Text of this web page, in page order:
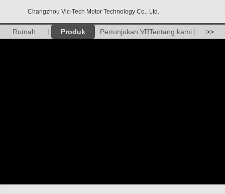
Changzhou Vic-Tech Motor Technology Co., Ltd.
Rumah Produk Pertunjukan VRTentang kami >>